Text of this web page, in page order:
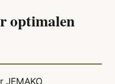
optimalen
JEMAKO